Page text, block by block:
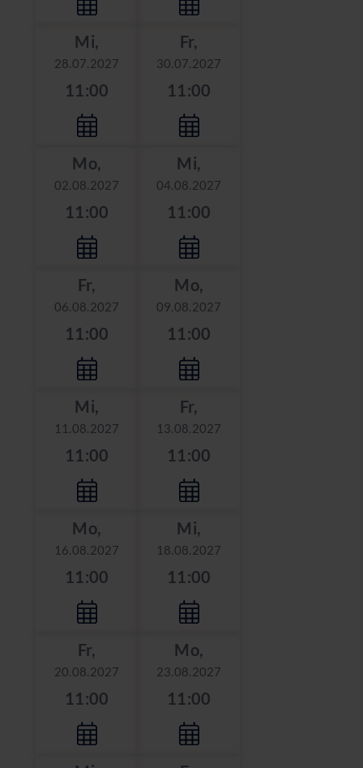
Mi,
28.07.2027
11:00
Fr,
30.07.2027
11:00
Mo,
02.08.2027
11:00
Mi,
04.08.2027
11:00
Fr,
06.08.2027
11:00
Mo,
09.08.2027
11:00
Mi,
11.08.2027
11:00
Fr,
13.08.2027
11:00
Mo,
16.08.2027
11:00
Mi,
18.08.2027
11:00
Fr,
20.08.2027
11:00
Mo,
23.08.2027
11:00